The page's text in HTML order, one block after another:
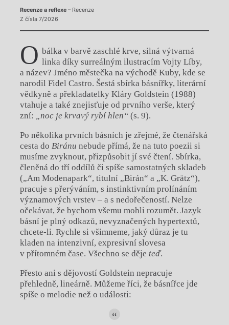
Recenze a reflexe– Recenze
Z čísla 7/2026
O bálka v barvě zaschlé krve, silná výtvarná
linka díky surreálným ilustracím Vojty Líby,
a název? Jméno městečka na východě Kuby, kde se
narodil Fidel Castro. Šestá sbírka básnířky, literární
vědkyně a překladatelky Kláry Goldstein (1988)
vtahuje a také znejisťuje od prvního verše, který
zní:
„noc je krvavý rybí hlen“(s. 9).
Po několika prvních básních je zřejmé, že čtenářská
cesta do Biránu nebude přímá, že na tuto poezii si
musíme zvyknout, přizpůsobit jí své čtení. Sbírka,
členěná do tří oddílů či spíše samostatných skladeb
(„Am Modenapark“, titulní „Birán“ a „K. Grätz“),
pracuje s přerýváním, s instinktivním prolínáním
významových vrstev – a s nedořečeností. Nelze
očekávat, že bychom všemu mohli rozumět. Jazyk
básní je plný odkazů, nevyznačených hypertextů,
chcete-li. Rychle si všimneme, jaký důraz je tu
kladen na intenzivní, expresivní slovesa
v přítomném čase. Všechno se děje teď.
Přesto ani s dějovostí Goldstein nepracuje
přehledně, lineárně. Můžeme říci, že básnířce jde
spíše o melodie než o události: